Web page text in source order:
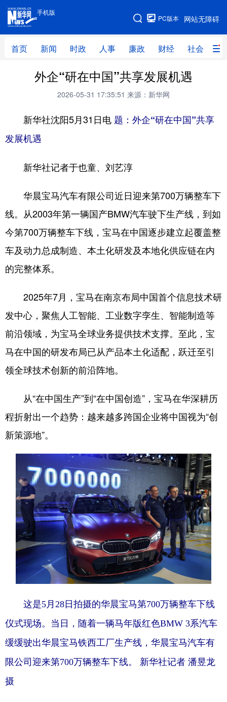
手机版
网站无障碍
PC版本
首页 新闻 时政 人事 廉政 财经 社会 科
手机版
网站地图
首页 新闻 时政 人事
财经 社会
文化 教育 健康 旅游
体育
北京 天津 河北 山西
浙江 安徽 福建 江西
山东
陕西 甘肃 青海 宁夏
新疆 内蒙古 黑龙江
English Español Français عربى
Русский язык
Deutsch Português
外企“研在中国”共享发展机遇
2026-05-31 17:35:51 来源：新华网
新华社沈阳5月31日电 题：外企“研在中国”共享
发展机遇
新华社记者于也童、刘艺淳
华晨宝马汽车有限公司近日迎来第700万辆整车下
线。从2003年第一辆国产BMW汽车驶下生产线，到如
今第700万辆整车下线，宝马在中国逐步建立起覆盖整
车及动力总成制造、本土化研发及本地化供应链在内
的完整体系。
2025年7月，宝马在南京布局中国首个信息技术研
发中心，聚焦人工智能、工业数字孪生、智能制造等
前沿领域，为宝马全球业务提供技术支撑。至此，宝
马在中国的研发布局已从产品本土化适配，跃迁至引
领全球技术创新的前沿阵地。
从“在中国生产”到“在中国创造”，宝马在华深耕历
程折射出一个趋势：越来越多跨国企业将中国视为“创
新策源地”。
这是5月28日拍摄的华晨宝马第700万辆整车下线
仪式现场。当日，随着一辆马年版红色BMW 3系汽车
缓缓驶出华晨宝马铁西工厂生产线，华晨宝马汽车有
限公司迎来第700万辆整车下线。 新华社记者 潘昱龙
摄